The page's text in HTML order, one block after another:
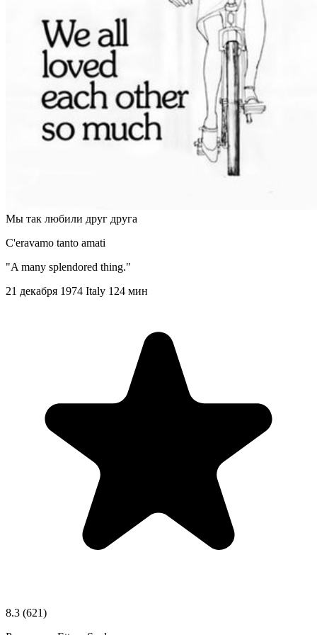
Мы так любили друг друга
C'eravamo tanto amati
"A many splendored thing."
21 декабря 1974 Italy 124 мин
8.3 (621)